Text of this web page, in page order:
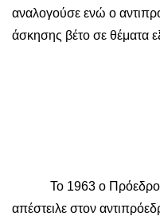
αναλογούσε ενώ ο
άσκησης βέτο σε θέματα
Το 1963 ο Πρόεδρος
απέστειλε στον